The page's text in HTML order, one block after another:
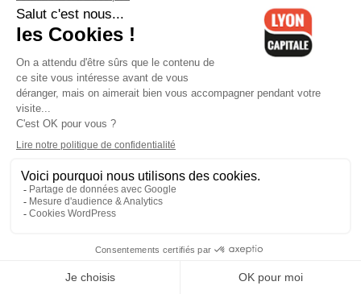
Les 10 propositions du culte
musulman dans le Rhône